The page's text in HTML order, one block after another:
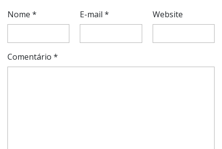
Nome * E-mail* Website
Comentário *